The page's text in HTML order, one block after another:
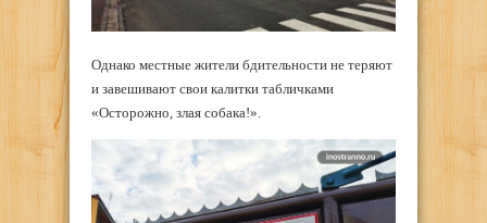
Однако местные жители бдительности не теряют
и завешивают свои калитки табличками
«Осторожно, злая собака!».